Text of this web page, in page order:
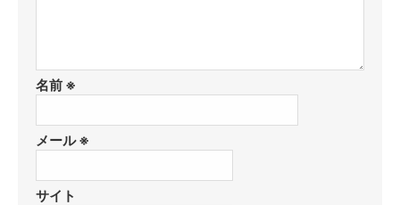
名前 ※
メール※
サイト